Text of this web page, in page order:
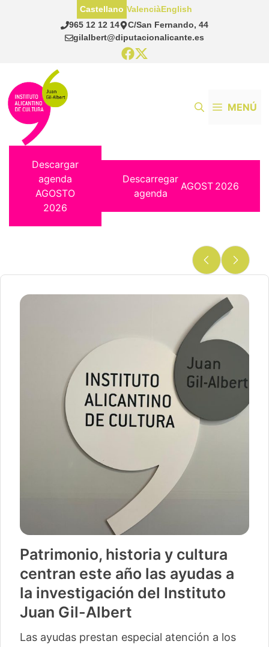
965 12 12 14
C/San Fernando, 44
gilalbert@diputacionalicante.es
Castellano ValenciàEnglish
MENÚ
Descargar
agenda
AGOSTO
2026
Descarregar
agenda
AGOST 2026
Patrimonio, historia y cultura
centran este año las ayudas a
la investigación del Instituto
Juan Gil-Albert
Las ayudas prestan especial atención a los